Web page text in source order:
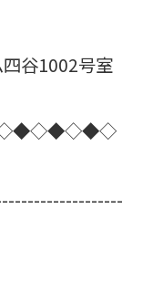
谷1002号室